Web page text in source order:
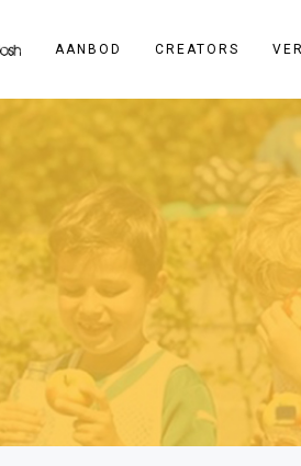
AANBOD CREATORS